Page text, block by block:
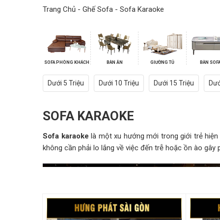
Trang Chủ - Ghế Sofa - Sofa Karaoke
SOFA PHÒNG KHÁCH BÀN ĂN GIƯỜNG TỦ BÀN
Dưới 5 Triệu Dưới 10 Triệu Dưới 15 Triệu
SOFA KARAOKE
Sofa karaoke là một xu hướng mới trong giới trẻ
không cần phải lo lắng về việc đến trễ hoặc ồn ào gây